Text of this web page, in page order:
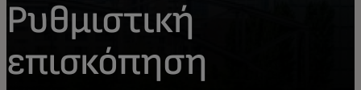
Ρυθμιστική
επισκόπηση